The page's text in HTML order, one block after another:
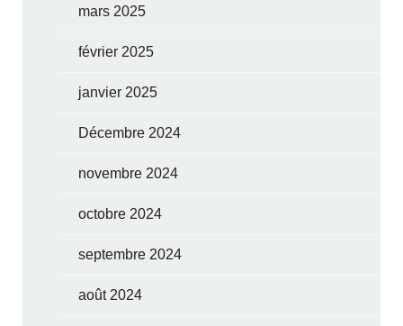
mars 2025
février 2025
janvier 2025
Décembre 2024
novembre 2024
octobre 2024
septembre 2024
août 2024